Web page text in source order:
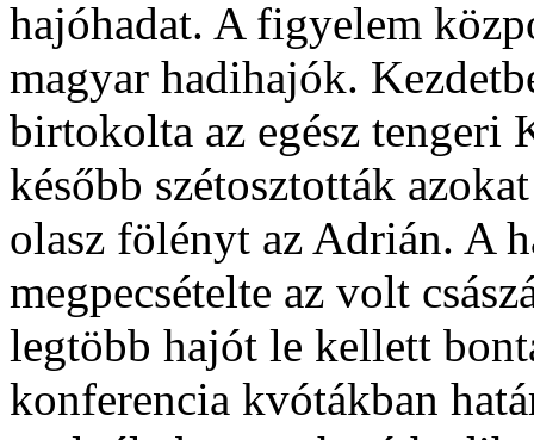
hajóhadat. A figyelem
magyar hadihajók.
birtokolta az egész tengeri
később szétosztották
olasz fölényt az Adrián. A
megpecsételte az volt
legtöbb hajót le kellett
konferencia kvótákban